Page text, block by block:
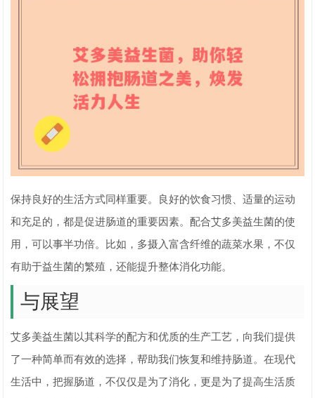
保持良好的生活方式同样重要。良好的饮食习惯、适量的运动
和充足的，都是促进肠道的重要因素。配合艾多美益生菌的使
用，可以事半功倍。比如，多摄入富含纤维的蔬菜水果，不仅
有助于益生菌的繁殖，还能提升整体消化功能。
与展望
艾多美益生菌以其科学的配方和优质的生产工艺，向我们提供
了一种简单而有效的选择，帮助我们恢复和维持肠道。在现代
生活中，把握肠道，不仅仅是为了消化，更是为了提高生活质